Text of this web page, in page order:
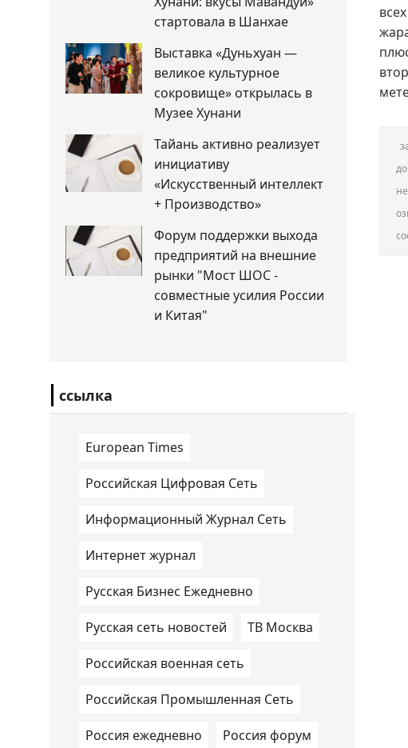
стартовала в Шанхае
Выставка «Дуньхуан —
великое культурное
сокровище» открылась в
Музее Хунани
Тайань активно реализует
инициативу
«Искусственный интеллект
+ Производство»
Форум поддержки выхода
предприятий на внешние
рынки "Мост ШОС -
совместные усилия России
и Китая"
ссылка
European Times
Российская Цифровая Сеть
Информационный Журнал Сеть
Интернет журнал
Русская Бизнес Ежедневно
Русская сеть новостей ТВ Москва
Российская военная сеть
Российская Промышленная Сеть
Россия ежедневно Россия форум